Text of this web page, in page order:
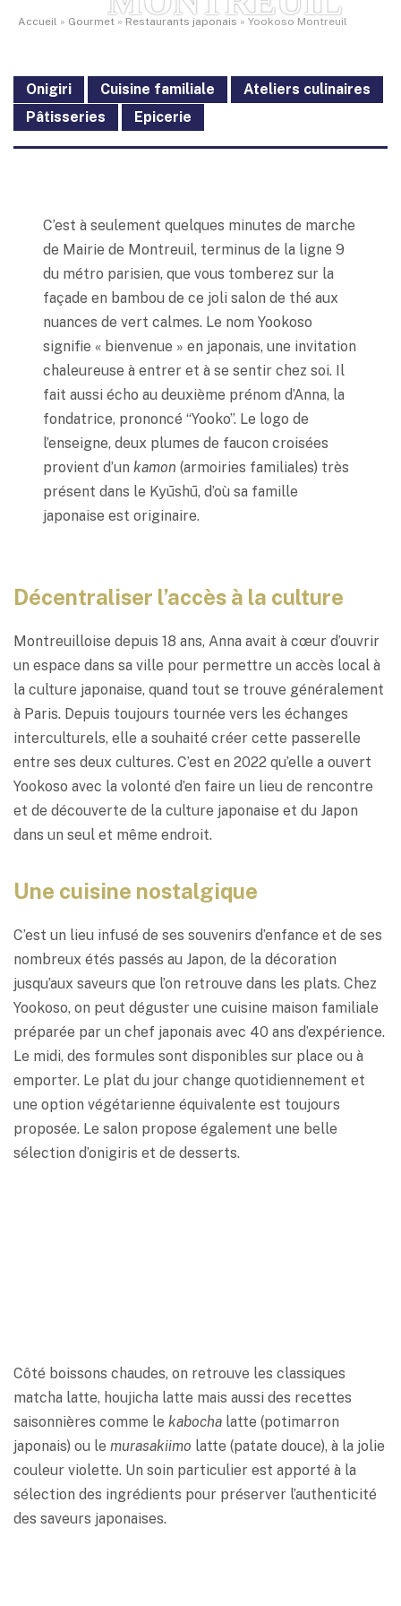
Accueil » Gourmet » Restaurants japonais » Yookoso Montreuil
Onigiri Cuisine familiale
Ateliers culinaires
Pâtisseries
Epicerie
C’est à seulement quelques minutes de marche
de Mairie de Montreuil, terminus de la ligne 9
du métro parisien, que vous tomberez sur la
façade en bambou de ce joli salon de thé aux
nuances de vert calmes. Le nom Yookoso
signifie « bienvenue » en japonais, une invitation
chaleureuse à entrer et à se sentir chez soi. Il
fait aussi écho au deuxième prénom d’Anna, la
fondatrice, prononcé “Yooko”. Le logo de
l’enseigne, deux plumes de faucon croisées
provient d’unkamon(armoiries familiales) très
présent dans le Kyūshū, d’où sa famille
japonaise est originaire.
Décentraliser l’accès à la culture
Montreuilloise depuis 18 ans, Anna avait à cœur d’ouvrir
un espace dans sa ville pour permettre un accès local à
la culture japonaise, quand tout se trouve généralement
à Paris. Depuis toujours tournée vers les échanges
interculturels, elle a souhaité créer cette passerelle
entre ses deux cultures. C’est en 2022 qu’elle a ouvert
Yookoso avec la volonté d’en faire un lieu de rencontre
et de découverte de la culture japonaise et du Japon
dans un seul et même endroit.
Une cuisine nostalgique
C’est un lieu infusé de ses souvenirs d’enfance et de ses
nombreux étés passés au Japon, de la décoration
jusqu’aux saveurs que l’on retrouve dans les plats. Chez
Yookoso, on peut déguster une cuisine maison familiale
préparée par un chef japonais avec 40 ans d’expérience.
Le midi, des formules sont disponibles sur place ou à
emporter. Le plat du jour change quotidiennement et
une option végétarienne équivalente est toujours
proposée. Le salon propose également une belle
sélection d’onigiris et de desserts.
Côté boissons chaudes, on retrouve les classiques
matcha latte, houjicha latte mais aussi des recettes
saisonnières comme le kabocha latte (potimarron
japonais) ou le murasakiimo latte (patate douce), à la jolie
couleur violette. Un soin particulier est apporté à la
sélection des ingrédients pour préserver l’authenticité
des saveurs japonaises.